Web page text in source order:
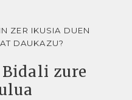
ZER IKUSIA DUEN
DAUKAZU?
zure